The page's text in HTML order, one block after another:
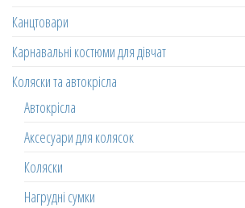
Канцтовари
Карнавальні костюми для дівчат
Коляски та автокрісла
Автокрісла
Аксесуари для колясок
Коляски
Нагрудні сумки